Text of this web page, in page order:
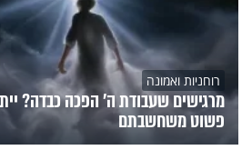
רוחניות ואמונה
מרגישים שעבודת ה' הפכה כבדה?
פשוט משחשבתם